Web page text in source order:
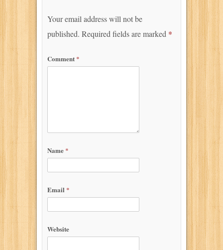
Your email address will not be
published. Required fields are marked *
Comment *
Name *
Email *
Website